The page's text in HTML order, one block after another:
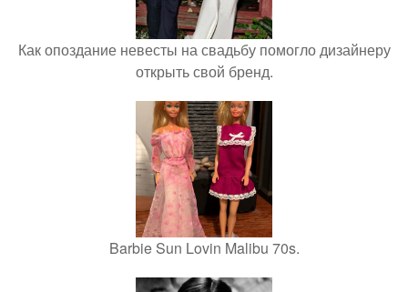
Как опоздание невесты на свадьбу помогло дизайнеру
открыть свой бренд.
Barbie Sun Lovin Malibu 70s.